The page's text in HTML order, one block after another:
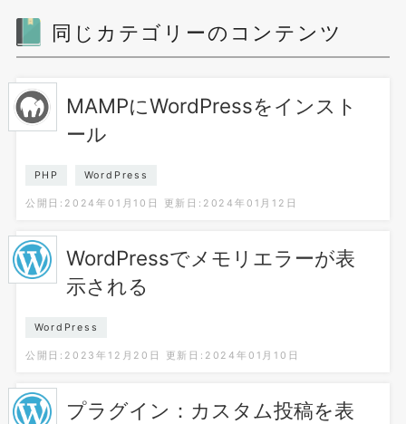
同じカテゴリーのコンテンツ
MAMPにWordPressをインスト
ール
PHP WordPress
公開日:2024年01月10日 更新日:2024年01月12日
WordPressでメモリエラーが表
示される
WordPress
公開日:2023年12月20日 更新日:2024年01月10日
プラグイン：カスタム投稿を表